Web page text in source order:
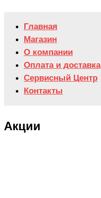
Главная
Магазин
О компании
Оплата и доставка
Сервисный Центр
Контакты
Акции